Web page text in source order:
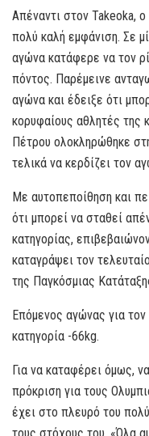
Απέναντι στον Takeoka,
πολύ καλή εμφάνιση. Σε
αγώνα κατάφερε να τον
πόντος. Παρέμεινε
αγώνα και έδειξε ότι
κορυφαίους αθλητές της
Πέτρου ολοκληρώθηκε
τελικά να κερδίζει τον
Με αυτοπεποίθηση και
ότι μπορεί να σταθεί
κατηγορίας,
καταγράψει τον
της Παγκόσμιας
Επόμενος αγώνας για
κατηγορία -66kg.
Για να καταφέρει όμως,
πρόκριση για τους
έχει στο πλευρό του
τους στόχους του. «Όλα